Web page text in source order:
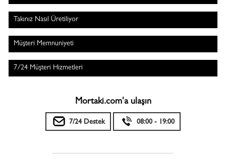
Takınız Nasıl Üretiliyor
Müşteri Memnuniyeti
7/24 Müşteri Hizmetleri
Mortaki.com'a ulaşın
7/24 Destek 08:00 - 19:00